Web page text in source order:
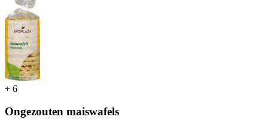
+ 6
Ongezouten maiswafels